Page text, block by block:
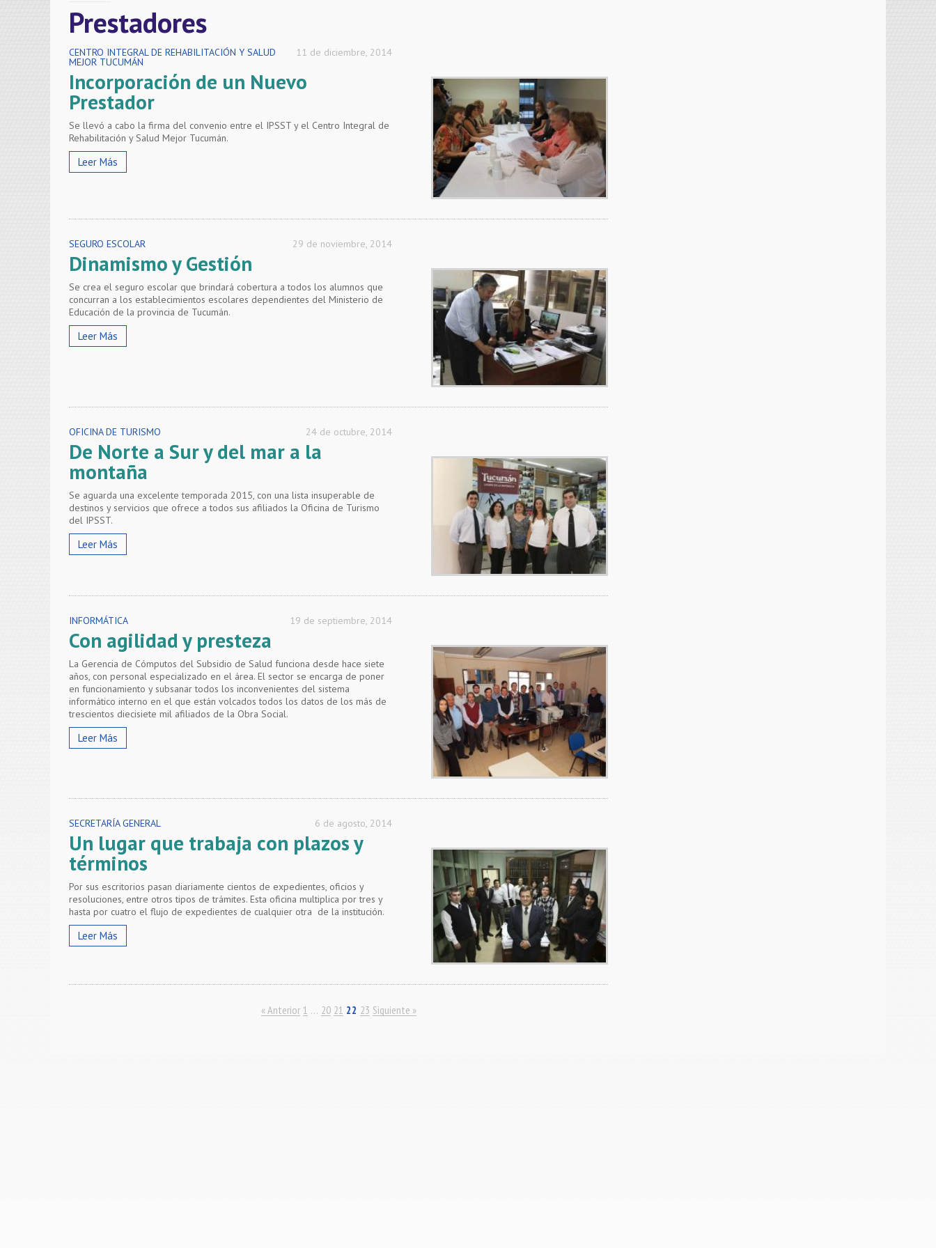
Prestadores
11 de diciembre, 2014
CENTRO INTEGRAL DE REHABILITACIÓN Y SALUD
MEJOR TUCUMÁN
Incorporación de un Nuevo
Prestador
Se llevó a cabo la firma del convenio entre el IPSST y el Centro Integral de
Rehabilitación y Salud Mejor Tucumán.
Leer Más
29 de noviembre, 2014
SEGURO ESCOLAR
Dinamismo y Gestión
Se crea el seguro escolar que brindará cobertura a todos los alumnos que
concurran a los establecimientos escolares dependientes del Ministerio de
Educación de la provincia de Tucumán.
Leer Más
24 de octubre, 2014
OFICINA DE TURISMO
De Norte a Sur y del mar a la
montaña
Se aguarda una excelente temporada 2015, con una lista insuperable de
destinos y servicios que ofrece a todos sus afiliados la Oficina de Turismo
del IPSST.
Leer Más
19 de septiembre, 2014
INFORMÁTICA
Con agilidad y presteza
La Gerencia de Cómputos del Subsidio de Salud funciona desde hace siete
años, con personal especializado en el área. El sector se encarga de poner
en funcionamiento y subsanar todos los inconvenientes del sistema
informático interno en el que están volcados todos los datos de los más de
trescientos diecisiete mil afiliados de la Obra Social.
Leer Más
6 de agosto, 2014
SECRETARÍA GENERAL
Un lugar que trabaja con plazos y
términos
Por sus escritorios pasan diariamente cientos de expedientes, oficios y
resoluciones, entre otros tipos de trámites. Esta oficina multiplica por tres y
hasta por cuatro el flujo de expedientes de cualquier otra de la institución.
Leer Más
« Anterior 1 … 20 21 22 23 Siguiente »